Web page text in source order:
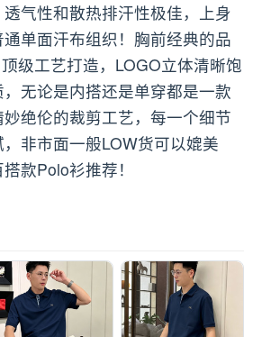
气性和散热排汗性极佳，上身
单面汗布组织！胸前经典的品
级工艺打造，LOGO立体清晰饱
无论是内搭还是单穿都是一款
绝伦的裁剪工艺，每一个细节
非市面一般LOW货可以媲美
款Polo衫推荐！